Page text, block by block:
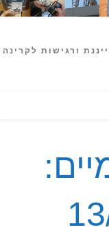
לקרינה